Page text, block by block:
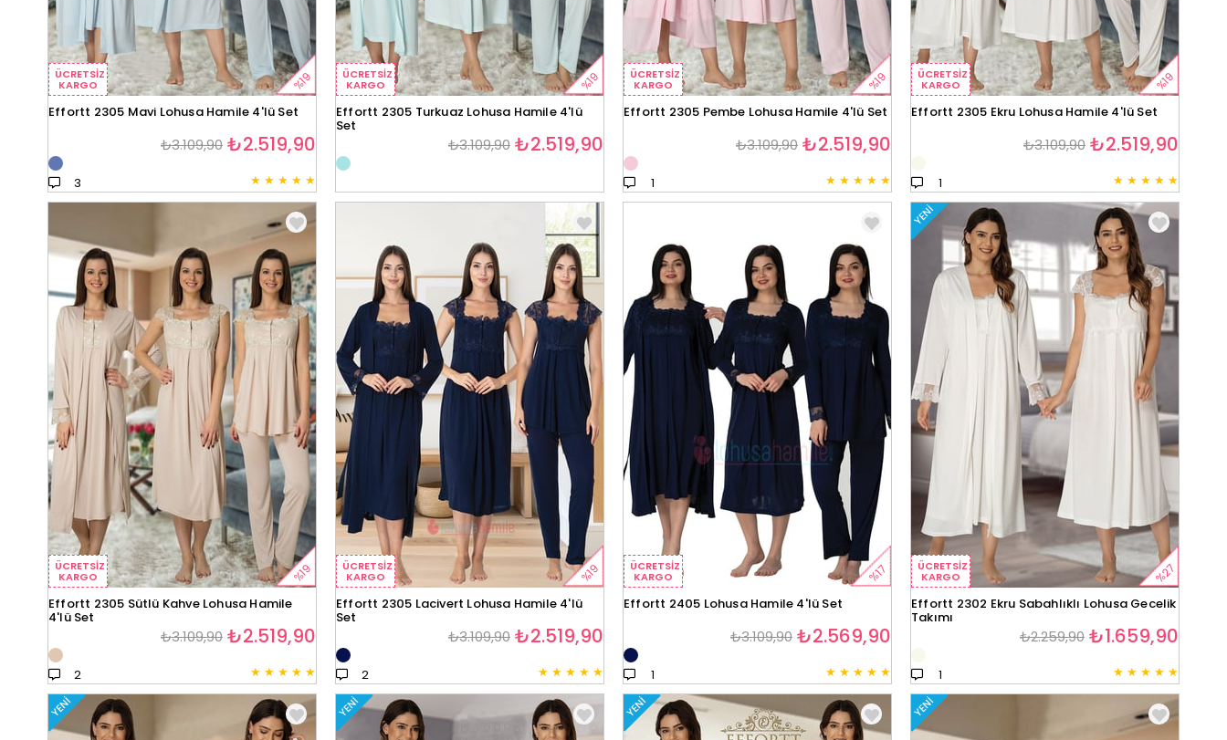
ÜCRETSIZ
KARGO %19
Effortt 2305 Mavi Lohusa Hamile 4'lü Set
★ ★ ★ ★ ★
3
₺2.519,90
₺3.109,90
ÜCRETSIZ
KARGO %19
Effortt 2305 Turkuaz Lohusa Hamile 4'lü
Set
₺2.519,90
₺3.109,90
ÜCRETSIZ
KARGO %19
Effortt 2305 Pembe Lohusa Hamile 4'lü Set
★ ★ ★ ★ ★
1
₺2.519,90
₺3.109,90
ÜCRETSIZ
KARGO %19
Effortt 2305 Ekru Lohusa Hamile 4'lü Set
★ ★ ★ ★ ★
1
₺2.519,90
₺3.109,90
ÜCRETSIZ
KARGO %19
Effortt 2305 Sütlü Kahve Lohusa Hamile
4'lü Set
★ ★ ★ ★ ★
2
₺2.519,90
₺3.109,90
ÜCRETSIZ
KARGO %19
Effortt 2305 Lacivert Lohusa Hamile 4'lü
Set
★ ★ ★ ★ ★
2
₺2.519,90
₺3.109,90
ÜCRETSIZ
KARGO %17
Effortt 2405 Lohusa Hamile 4'lü Set
★ ★ ★ ★ ★
1
₺2.569,90
₺3.109,90
ÜCRETSIZ
KARGO
YENI
%27
Effortt 2302 Ekru Sabahlıklı Lohusa Gecelik
Takımı
★ ★ ★ ★ ★
1
₺1.659,90
₺2.259,90
YENI YENI YENI YENI